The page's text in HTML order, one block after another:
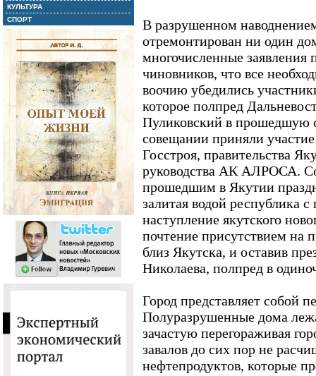
КУЛЬТУРА
СПОРТ
В разрушенном
отремонтирован ни один
многочисленные заявления
чиновников, что все
воочию убедились
которое полпред
Пуликовский в прошедшую
совещании приняли
Госстроя, правительства
руководства АК АЛРОСА.
прошедшим в Якутии
залитая водой республика
наступление якутского
почтение присутствием на
близ Якутска, и оставив
Николаева, полпред в
Город представляет собой
Полуразрушенные дома
зачастую перегораживая
завалов до сих пор не
нефтепродуктов, которые